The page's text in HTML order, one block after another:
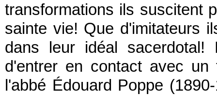
transformations ils suscitent
sainte vie! Que d'imitateurs
dans leur idéal
d'entrer en contact avec
l'abbé Édouard Poppe